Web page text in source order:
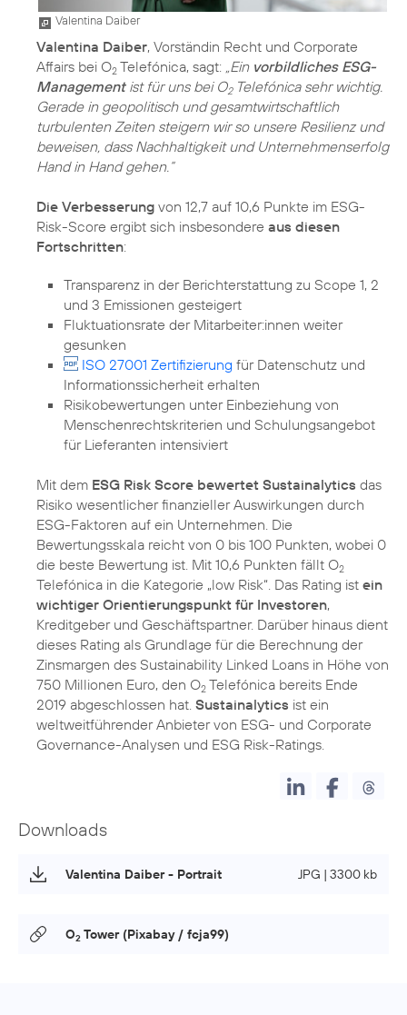
Valentina Daiber
Valentina Daiber, Vorständin Recht und Corporate
Affairs bei O2 Telefónica, sagt: „Ein vorbildliches ESG-
Managementist für uns bei O2Telefónica sehr wichtig.
Gerade in geopolitisch und gesamtwirtschaftlich
turbulenten Zeiten steigern wir so unsere Resilienz und
beweisen, dass Nachhaltigkeit und Unternehmenserfolg
Hand in Hand gehen.“
Die Verbesserung von 12,7 auf 10,6 Punkte im ESG-
Risk-Score ergibt sich insbesondere aus diesen
Fortschritten
Transparenz in der Berichterstattung zu Scope 1, 2
und 3 Emissionen gesteigert
Fluktuationsrate der Mitarbeiter:innen weiter
gesunken
ISO 27001 Zertifizierung für Datenschutz und
Informationssicherheit erhalten
Risikobewertungen unter Einbeziehung von
Menschenrechtskriterien und Schulungsangebot
für Lieferanten intensiviert
Mit dem ESG Risk Score bewertet Sustainalytics das
Risiko wesentlicher finanzieller Auswirkungen durch
ESG-Faktoren auf ein Unternehmen. Die
Bewertungsskala reicht von 0 bis 100 Punkten, wobei 0
die beste Bewertung ist. Mit 10,6 Punkten fällt O2
Telefónica in die Kategorie „low Risk“. Das Rating ist ein
wichtiger Orientierungspunkt für Investoren,
Kreditgeber und Geschäftspartner. Darüber hinaus dient
dieses Rating als Grundlage für die Berechnung der
Zinsmargen des Sustainability Linked Loans in Höhe von
750 Millionen Euro, den O2 Telefónica bereits Ende
2019 abgeschlossen hat. Sustainalytics ist ein
weltweitführender Anbieter von ESG- und Corporate
Downloads
Valentina Daiber - Portrait JPG | 3300 kb
O2 Tower (Pixabay / fcja99)